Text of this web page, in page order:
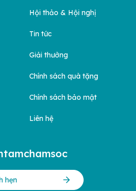
Hội thảo & Hội nghị
Tin tức
Giải thưởng
Chính sách quà tặng
Chính sách bảo mật
Liên hệ
hẹn